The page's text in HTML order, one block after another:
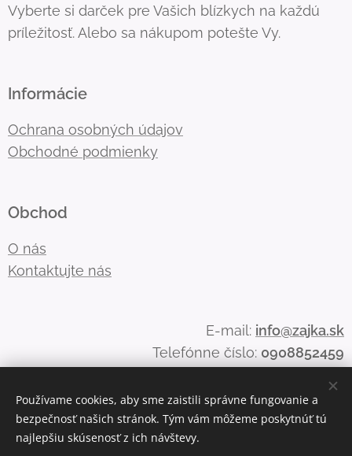
Vyberte si darček pre Vašich blízkych na každú
príležitosť. Alebo sa nákupom potešte Vy.
Informácie
Ochrana osobných údajov
Obchodné podmienky
Obchod
O nás
Kontaktujte nás
E-mail: info@zajka.sk
Telefónne číslo: 0908852459
Cookies
Používame cookies, aby sme zaistili správne fungovanie a
bezpečnosť našich stránok. Tým vám môžeme poskytnúť tú
najlepšiu skúsenosť z ich návštevy.